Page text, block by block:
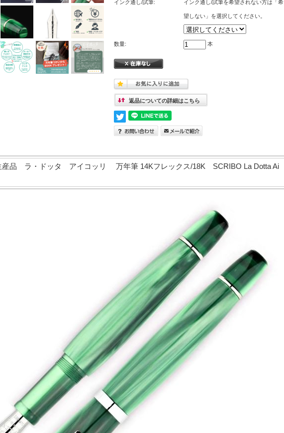
インク通し/試筆: インク通し/試筆を希望されない方は「希
望しない」を選択してください。
数量: 本
返品についての詳細はこちら
品 ラ・ドッタ アイコッリ 万年筆 14Kフレックス/18K SCRIBO La Dotta Ai